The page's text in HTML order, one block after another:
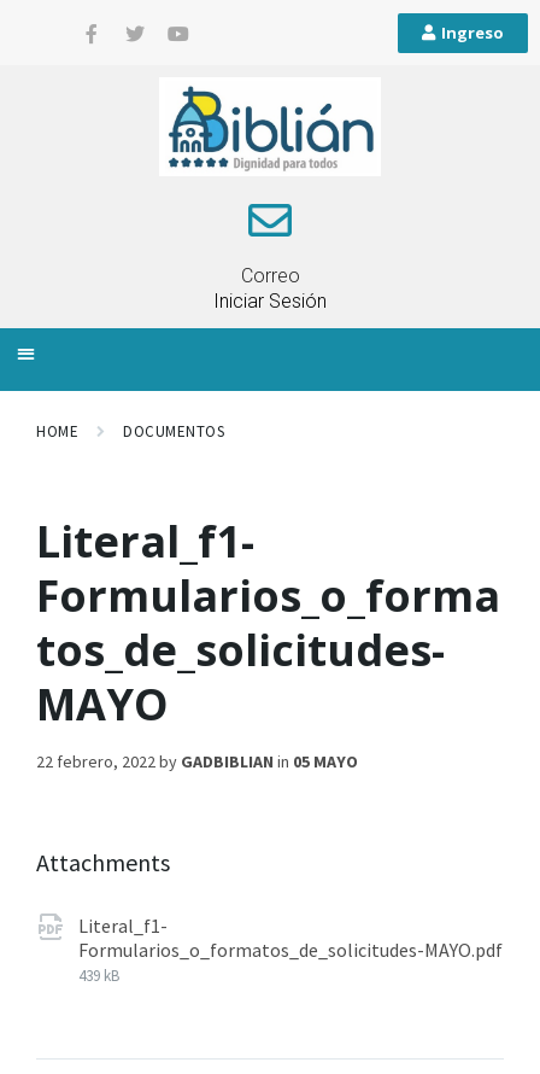
Ingreso
Correo
Iniciar Sesión
HOME DOCUMENTOS
Literal_f1-
Formularios_o_forma
tos_de_solicitudes-
MAYO
22 febrero, 2022by GADBIBLIAN in 05 MAYO
Attachments
Literal_f1-
Formularios_o_formatos_de_solicitudes-MAYO.pdf
439 kB